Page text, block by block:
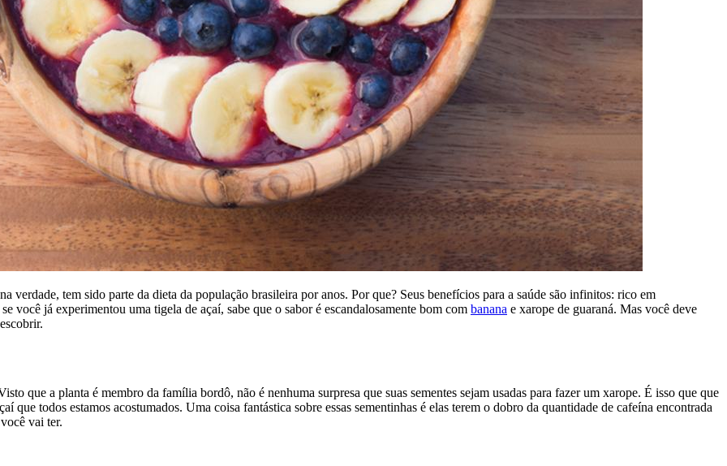
verdade, tem sido parte da dieta da população brasileira por anos. Por que? Seus benefícios para a saúde são infinitos: rico em
você já experimentou uma tigela de açaí, sabe que o sabor é escandalosamente bom com banana e xarope de guaraná. Mas você deve
que a planta é membro da família bordô, não é nenhuma surpresa que suas sementes sejam usadas para fazer um xarope. É isso que que
que todos estamos acostumados. Uma coisa fantástica sobre essas sementinhas é elas terem o dobro da quantidade de cafeína encontrada
vai ter.